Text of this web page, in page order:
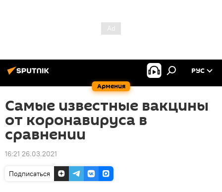
Армения
РУС
Самые известные вакцины
от коронавируса в
сравнении
16:21 26.03.2021
Подписаться